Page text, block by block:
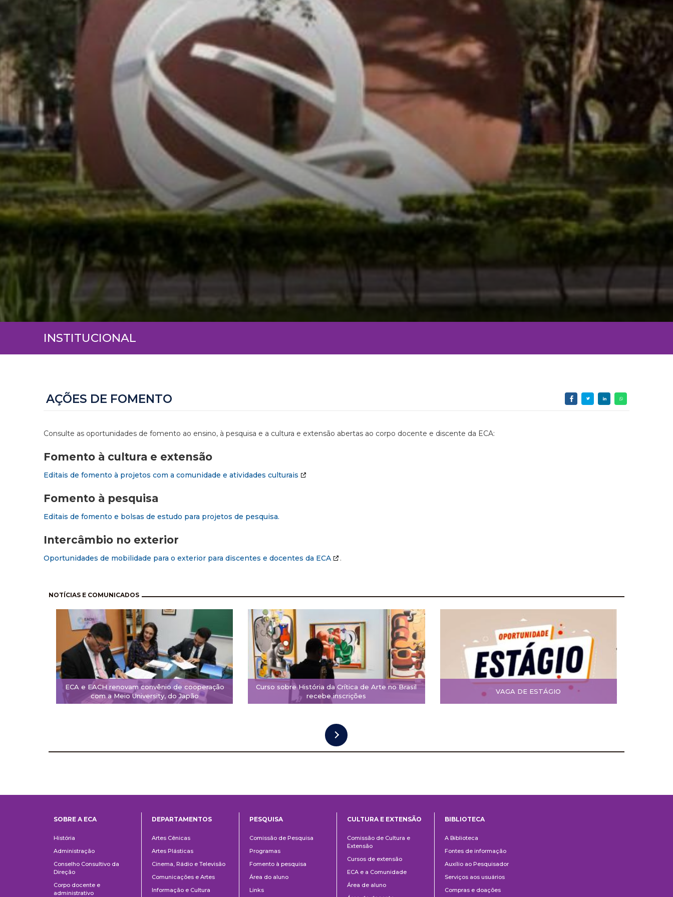
INSTITUCIONAL
AÇÕES DE FOMENTO
Consulte as oportunidades de fomento ao ensino, à pesquisa e a cultura e extensão abertas ao corpo docente e discente da ECA:
Fomento à cultura e extensão
Editais de fomento à projetos com a comunidade e atividades culturais
Fomento à pesquisa
Editais de fomento e bolsas de estudo para projetos de pesquisa.
Intercâmbio no exterior
Oportunidades de mobilidade para o exterior para discentes e docentes da ECA .
NOTÍCIAS E COMUNICADOS
ECA e EACH renovam convênio de cooperação
com a Meio University, do Japão
Curso sobre História da Crítica de Arte no Brasil
recebe inscrições
VAGA DE ESTÁGIO
Paginación
SOBRE A ECA
História
Administração
Conselho Consultivo da
Direção
Corpo docente e
administrativo
DEPARTAMENTOS
Artes Cênicas
Artes Plásticas
Cinema, Rádio e Televisão
Comunicações e Artes
Informação e Cultura
PESQUISA
Comissão de Pesquisa
Programas
Fomento à pesquisa
Área do aluno
Links
e
Extensão
CULTURA E EXTENSÃO
Comissão de Cultura e
Extensão
Cursos de extensão
ECA e a Comunidade
Área de aluno
BIBLIOTECA
A Biblioteca
Fontes de informação
Auxílio ao Pesquisador
Serviços aos usuários
Compras e doações